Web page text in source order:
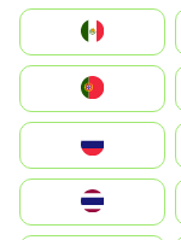
South Korea
Nederland
Portugal
România
Slovensko